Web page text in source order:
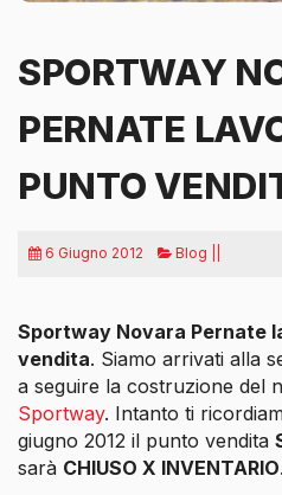
SPORTWAY
PERNATE
PUNTO
6 Giugno 2012 Blog ||
Sportway Novara Pernate
vendita. Siamo arrivati alla
a seguire la costruzione del
Sportway. Intanto ti
giugno 2012 il punto vendita
sarà CHIUSO X INVENTARIO.